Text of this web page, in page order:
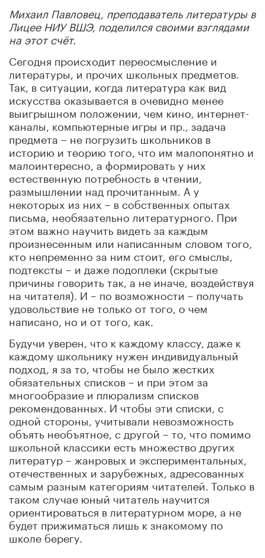
Михаил Павловец преподаватель литературы в
Лицее НИУ ВШЭ, поделился своими взглядами
на этот счёт.
Сегодня происходит переосмысление и
литературы, и прочих школьных предметов.
Так, в ситуации, когда литература как вид
искусства оказывается в очевидно менее
выигрышном положении, чем кино, интернет-
каналы, компьютерные игры и пр., задача
предмета – не погрузить школьников в
историю и теорию того, что им малопонятно и
малоинтересно, а формировать у них
естественную потребность в чтении,
размышлении над прочитанным. А у
некоторых из них – в собственных опытах
письма, необязательно литературного. При
этом важно научить видеть за каждым
произнесенным или написанным словом того,
кто непременно за ним стоит, его смыслы,
подтексты – и даже подоплеки (скрытые
причины говорить так, а не иначе, воздействуя
на читателя). И – по возможности – получать
удовольствие не только от того, о чем
написано, но и от того, как.
Будучи уверен, что к каждому классу, даже к
каждому школьнику нужен индивидуальный
подход, я за то, чтобы не было жестких
обязательных списков – и при этом за
многообразие и плюрализм списков
рекомендованных. И чтобы эти списки, с
одной стороны, учитывали невозможность
объять необъятное, с другой – то, что помимо
школьной классики есть множество других
литератур – жанровых и экспериментальных,
отечественных и зарубежных, адресованных
самым разным категориям читателей. Только в
таком случае юный читатель научится
ориентироваться в литературном море, а не
будет прижиматься лишь к знакомому по
школе берегу.